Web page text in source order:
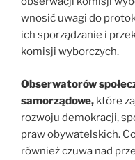
wnosić uwagi do
ich sporządzanie i
komisji wyborczych.
Obserwatorów
samorządowe, które
rozwoju demokracji,
praw obywatelskich.
również czuwa nad